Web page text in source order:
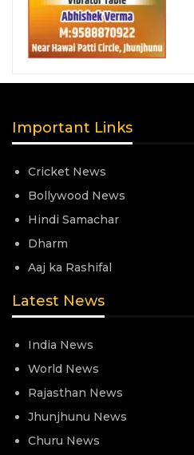
Important Links
Cricket News
Bollywood News
Hindi Samachar
Dharm
Aaj ka Rashifal
Latest News
India News
World News
Rajasthan News
Jhunjhunu News
Churu News